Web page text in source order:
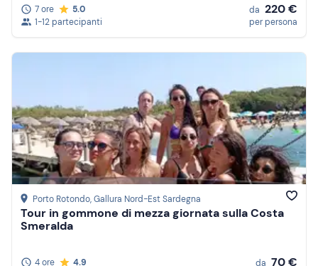
7 ore
5.0
1-12 partecipanti
da 220 €
per persona
Porto Rotondo, Gallura Nord-Est Sardegna
Tour in gommone di mezza giornata sulla Costa
Smeralda
4 ore
4.9
da 70 €